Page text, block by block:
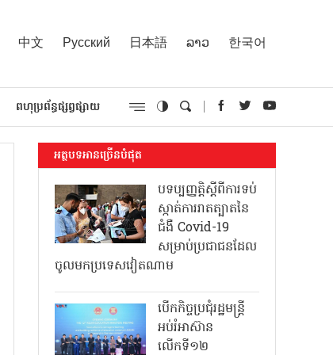
中文 Русский 日本語 ລາວ 한국어
ពហុប្រព័ន្ធផ្សព្វផ្សាយ
អត្ថបទអានច្រើនបំផុត
បទប្បញ្ញត្តិស្តីពីការទប់
ស្កាត់ការរាតត្បាតនៃ
ជំងឺ Covid-19
សម្រាប់ប្រជាជនដែល
ចូលមកប្រទេសវៀតណាម
បើកកិច្ចប្រជុំរដ្ឋមន្ត្រី
អប់រំអាស៊ាន
លើកទី១២